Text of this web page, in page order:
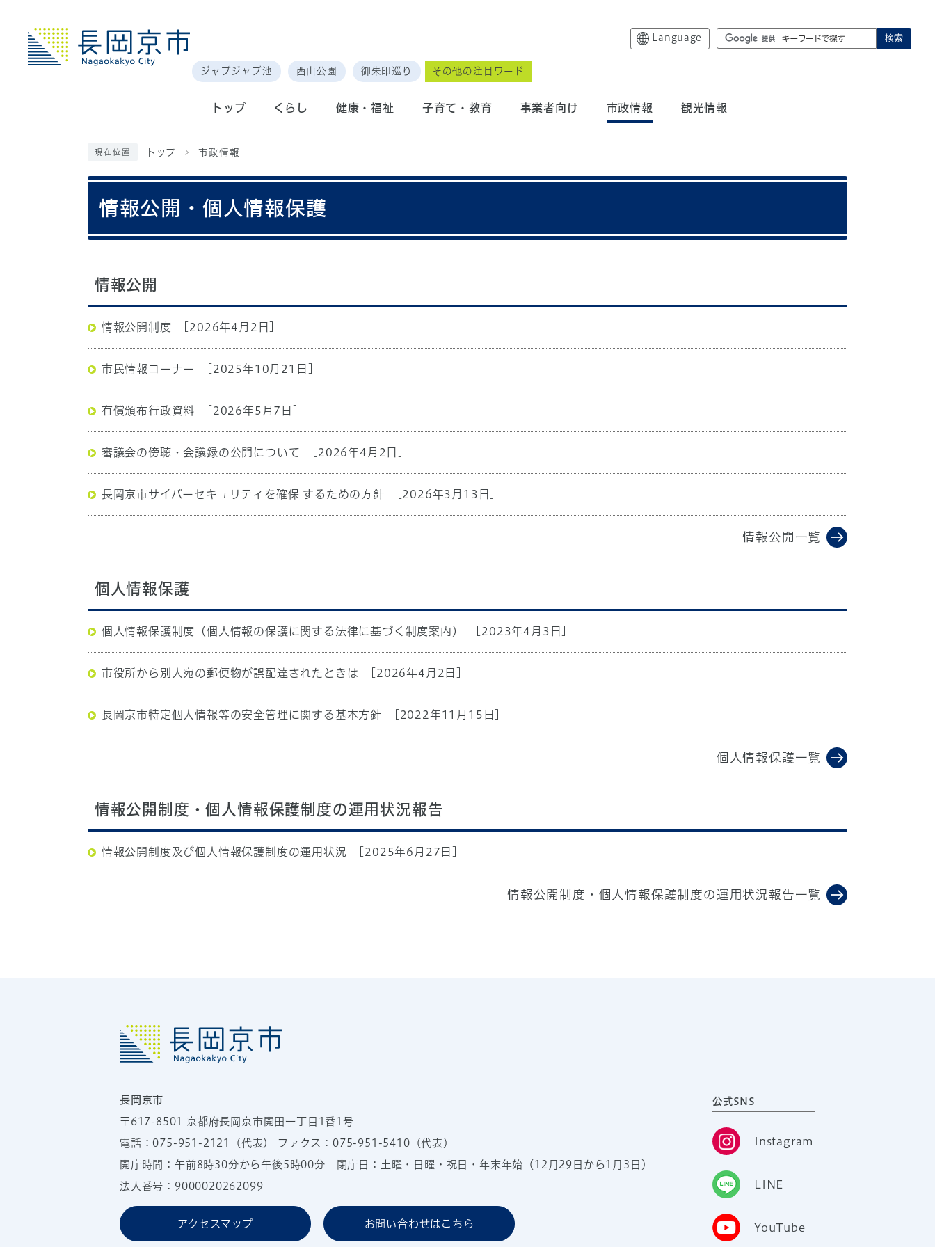
Language 検索
ジャブジャブ池 西山公園 御朱印巡り その他の注目ワード
トップ くらし 健康・福祉 子育て・教育 事業者向け 市政情報 観光情報
現在位置 トップ 市政情報
情報公開・個人情報保護
情報公開
情報公開制度 [2026年4月2日]
市民情報コーナー [2025年10月21日]
有償頒布行政資料 [2026年5月7日]
審議会の傍聴・会議録の公開について [2026年4月2日]
長岡京市サイバーセキュリティを確保 するための⽅針 [2026年3月13日]
情報公開一覧
個人情報保護
個人情報保護制度（個人情報の保護に関する法律に基づく制度案内） [2023年4月3日]
市役所から別人宛の郵便物が誤配達されたときは [2026年4月2日]
長岡京市特定個人情報等の安全管理に関する基本方針 [2022年11月15日]
個人情報保護一覧
情報公開制度・個人情報保護制度の運用状況報告
情報公開制度及び個人情報保護制度の運用状況 [2025年6月27日]
情報公開制度・個人情報保護制度の運用状況報告一覧
長岡京市
〒617-8501 京都府長岡京市開田一丁目1番1号
電話：075-951-2121 （代表） ファクス：075-951-5410（代表）
開庁時間：午前8時30分から午後5時00分 閉庁日：土曜・日曜・祝日・年末年始（12月29日から1月3日）
法人番号：9000020262099
アクセスマップ お問い合わせはこちら
公式SNS
Instagram
LINE
YouTube